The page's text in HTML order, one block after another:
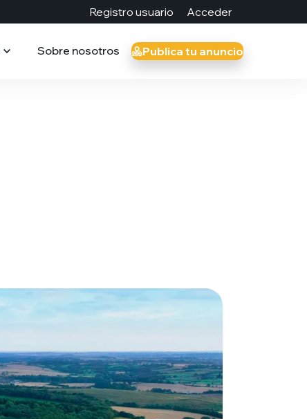
Registro usuario Acceder
Sobre nosotros Publica tu anuncio